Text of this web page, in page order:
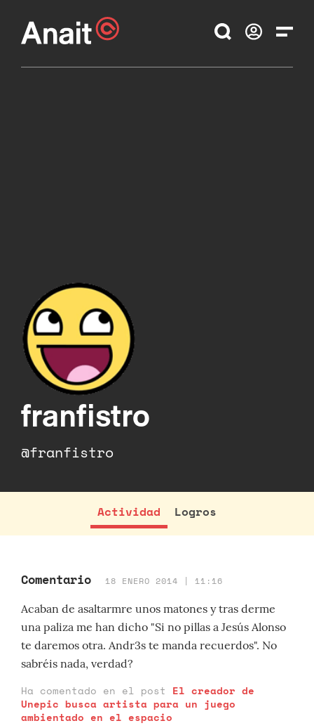
franfistro
@franfistro
Actividad Logros
Comentario 18 ENERO 2014 | 11:16
Acaban de asaltarmre unos matones y tras derme
una paliza me han dicho "Si no pillas a Jesús Alonso
te daremos otra. Andr3s te manda recuerdos". No
sabréis nada, verdad?
Ha comentado en el post El creador de
Unepic busca artista para un juego
ambientado en el espacio